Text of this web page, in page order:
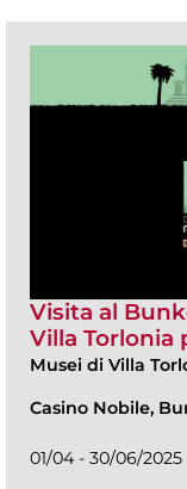
Visita al
Villa Torlonia
Musei di Villa
Casino Nobile,
01/04 - 30/06/2025